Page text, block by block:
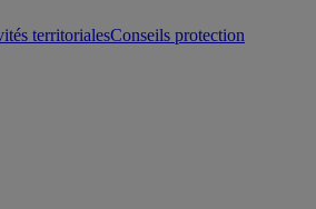
territorialesConseils protection